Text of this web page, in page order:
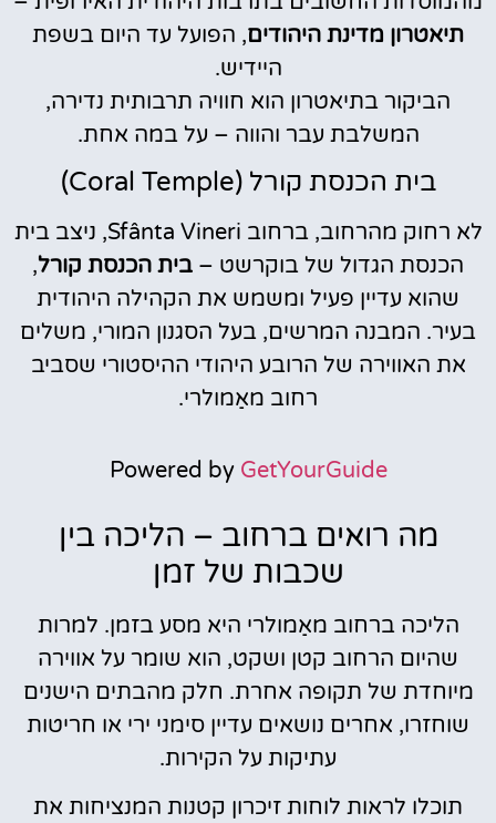
תיאטרון מדינת היהודים, הפועל עד היום בשפת
היידיש.
הביקור בתיאטרון הוא חוויה תרבותית נדירה,
המשלבת עבר והווה – על במה אחת.
בית הכנסת קורל (Coral Temple)
לא רחוק מהרחוב, ברחוב Sfânta Vineri, ניצב בית
הכנסת הגדול של בוקרשט – בית הכנסת קורל,
שהוא עדיין פעיל ומשמש את הקהילה היהודית
בעיר. המבנה המרשים, בעל הסגנון המורי, משלים
את האווירה של הרובע היהודי ההיסטורי שסביב
רחוב מאַמולרי.
Powered by GetYourGuide
מה רואים ברחוב – הליכה בין
שכבות של זמן
הליכה ברחוב מאַמולרי היא מסע בזמן. למרות
שהיום הרחוב קטן ושקט, הוא שומר על אווירה
מיוחדת של תקופה אחרת. חלק מהבתים הישנים
שוחזרו, אחרים נושאים עדיין סימני ירי או חריטות
עתיקות על הקירות.
תוכלו לראות לוחות זיכרון קטנות המנציחות את